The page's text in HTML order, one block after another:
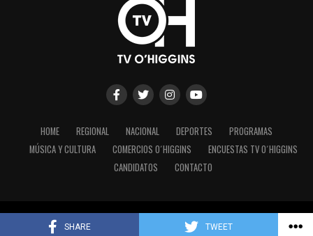
SHARE TWEET
HOME REGIONAL NACIONAL DEPORTES
PROGRAMAS
MÚSICA Y CULTURA
COMERCIOS O´HIGGINS
ENCUESTAS TV O´HIGGINS
CANDIDATOS
CONTACTO
Copyright © 2023 - TV O´Higgins.